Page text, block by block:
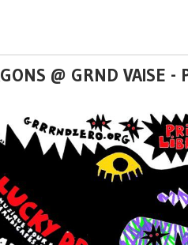
@ GRND VAISE -